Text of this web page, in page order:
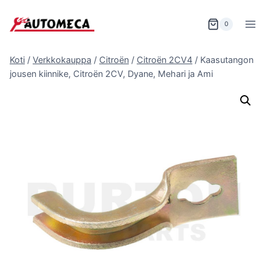
sisältöön
0
Koti / Verkkokauppa / Citroën / Citroën 2CV4 / Kaasutangon
jousen kiinnike, Citroën 2CV, Dyane, Mehari ja Ami